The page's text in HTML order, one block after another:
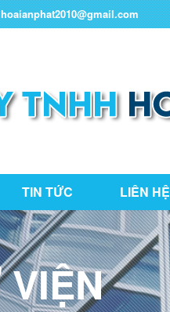
hoaianphat2010@gmail.com
TIN TỨC LIÊN HỆ